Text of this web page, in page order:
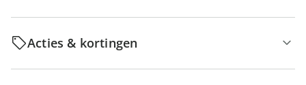
Acties & kortingen